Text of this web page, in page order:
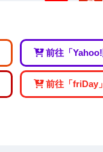
前往「
前往「friDay